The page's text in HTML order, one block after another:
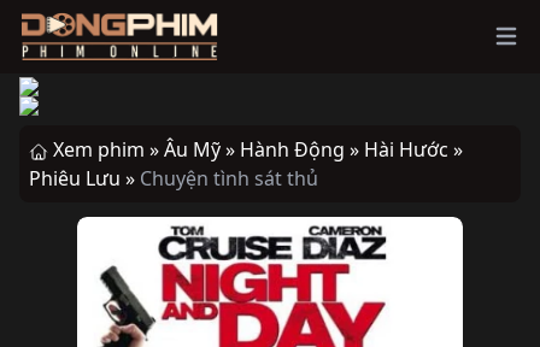
Xem phim »Âu Mỹ » Hành Động » Hài Hước »
Phiêu Lưu » Chuyện tình sát thủ